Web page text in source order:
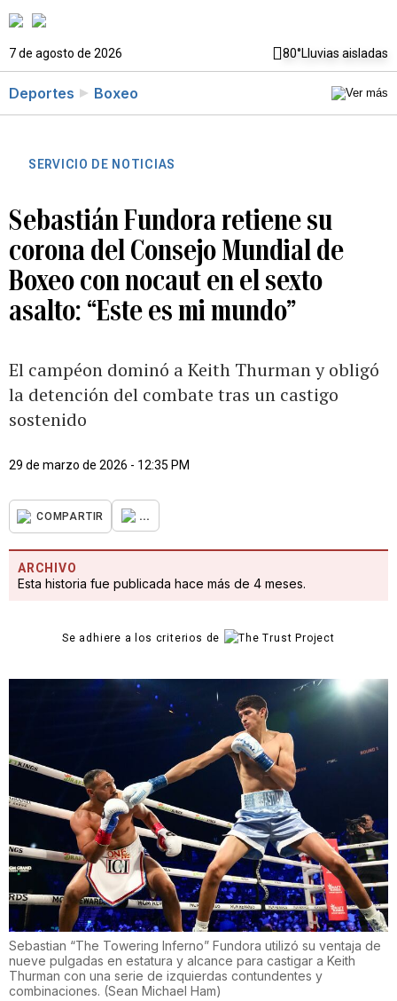
7 de agosto de 2026 80°Lluvias aisladas
Deportes Boxeo
SERVICIO DE NOTICIAS
Sebastián Fundora retiene su
corona del Consejo Mundial de
Boxeo con nocaut en el sexto
asalto: “Este es mi mundo”
El campéon dominó a Keith Thurman y obligó
la detención del combate tras un castigo
sostenido
29 de marzo de 2026 - 12:35 PM
COMPARTIR ...
ARCHIVO
Esta historia fue publicada hace más de 4 meses.
Se adhiere a los criterios de
Sebastian “The Towering Inferno” Fundora utilizó su ventaja de
nueve pulgadas en estatura y alcance para castigar a Keith
Thurman con una serie de izquierdas contundentes y
combinaciones. (Sean Michael Ham)